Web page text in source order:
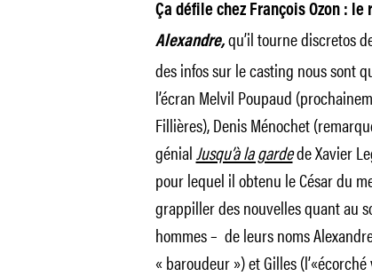
Ça défile chez François Ozon :
Alexandre, qu’il tourne discretos
des infos sur le casting nous sont
l’écran Melvil Poupaud
Fillières), Denis Ménochet
génialJusqu’à la gardede Xavier
pour lequel il obtenu le César du
grappiller des nouvelles quant au
hommes – de leurs noms
« baroudeur ») et Gilles